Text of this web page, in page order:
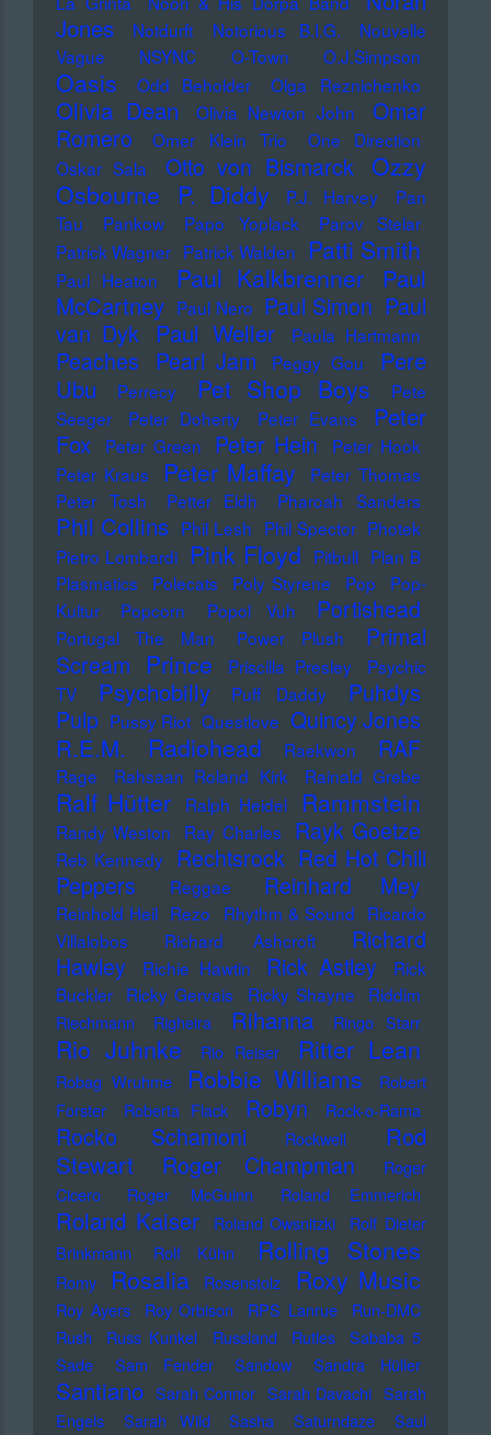
Jones
Notdurft Notorious B.I.G.
Nouvelle
Vague
NSYNC O-Town O.J.Simpson
Oasis Odd Beholder Olga Reznichenko
Olivia Dean Olivia Newton John
Omar
Romero
Omer Klein Trio
One Direction
Oskar Sala
Otto von Bismarck Ozzy
Osbourne
P. Diddy P.J. Harvey
Pan
Tau
Pankow Papo Yoplack
Parov Stelar
Patrick Wagner Patrick Walden Patti Smith
Paul Heaton Paul Kalkbrenner
Paul
McCartney Paul Nero Paul Simon Paul
van Dyk Paul Weller Paula Hartmann
Peaches Pearl Jam Peggy Gou
Pere
Ubu
Perrecy Pet Shop Boys
Pete
Seeger
Peter Doherty Peter Evans
Peter
Fox
Peter Green Peter Hein
Peter Hook
Peter Kraus
Peter Maffay
Peter Thomas
Peter Tosh
Petter Eldh Pharoah Sanders
Phil Collins Phil Lesh Phil Spector Photek
Pietro Lombardi
Pink Floyd Pitbull Plan B
Plasmatics
Polecats Poly Styrene Pop
Pop-
Kultur
Popcorn Popol Vuh Portishead
Portugal The Man Power Plush
Primal
Scream
Prince Priscilla Presley
Psychic
TV
Psychobilly Puff Daddy
Puhdys
Pulp Pussy Riot Questlove Quincy Jones
R.E.M. Radiohead Raekwon RAF
Rage Rahsaan Roland Kirk Rainald Grebe
Ralf Hütter Ralph Heidel Rammstein
Randy Weston Ray Charles Rayk Goetze
Reb Kennedy Rechtsrock Red Hot Chili
Peppers
Reggae Reinhard Mey
Reinhold Heil Rezo Rhythm & Sound Ricardo
Villalobos
Richard Ashcroft
Richard
Hawley
Richie Hawtin Rick Astley
Rick
Buckler
Ricky Gervais Ricky Shayne Riddim
Riechmann Righeira Rihanna Ringo Starr
Rio Juhnke Rio Reiser Ritter Lean
Robag Wruhme Robbie Williams
Robert
Forster
Roberta Flack Robyn Rock-o-Rama
Rocko Schamoni Rockwell
Rod
Stewart
Roger Champman
Roger
Cicero
Roger McGuinn Roland Emmerich
Roland Kaiser Roland Owsnitzki
Rolf Dieter
Brinkmann
Rolf Kühn Rolling Stones
Romy Rosalia Rosenstolz Roxy Music
Roy Ayers Roy Orbison RPS Lanrue
Run-DMC
Rush
Russ Kunkel Russland Rutles
Sababa 5
Sade
Sam Fender Sandow Sandra Hüller
Santiano Sarah Connor Sarah Davachi Sarah
Engels
Sarah Wild Sasha Saturndaze
Saul